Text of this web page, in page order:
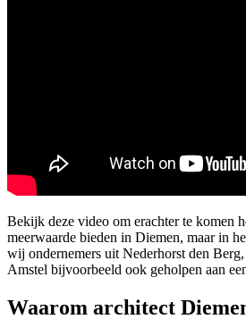
Bekijk deze video om erachter te komen
meerwaarde bieden in Diemen, maar in
wij ondernemers uit Nederhorst den
Amstel bijvoorbeeld ook geholpen aan
Waarom architect